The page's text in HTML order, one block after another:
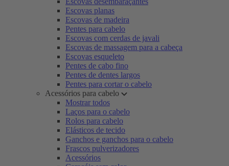
Escovas planas
Escovas de madeira
Pentes para cabelo
Escovas com cerdas de javali
Escovas de massagem para a cabeça
Escovas esqueleto
Pentes de cabo fino
Pentes de dentes largos
Pentes para cortar o cabelo
Acessórios para cabelo
Mostrar todos
Laços para o cabelo
Rolos para cabelo
Elásticos de tecido
Ganchos e ganchos para o cabelo
Frascos pulverizadores
Acessórios